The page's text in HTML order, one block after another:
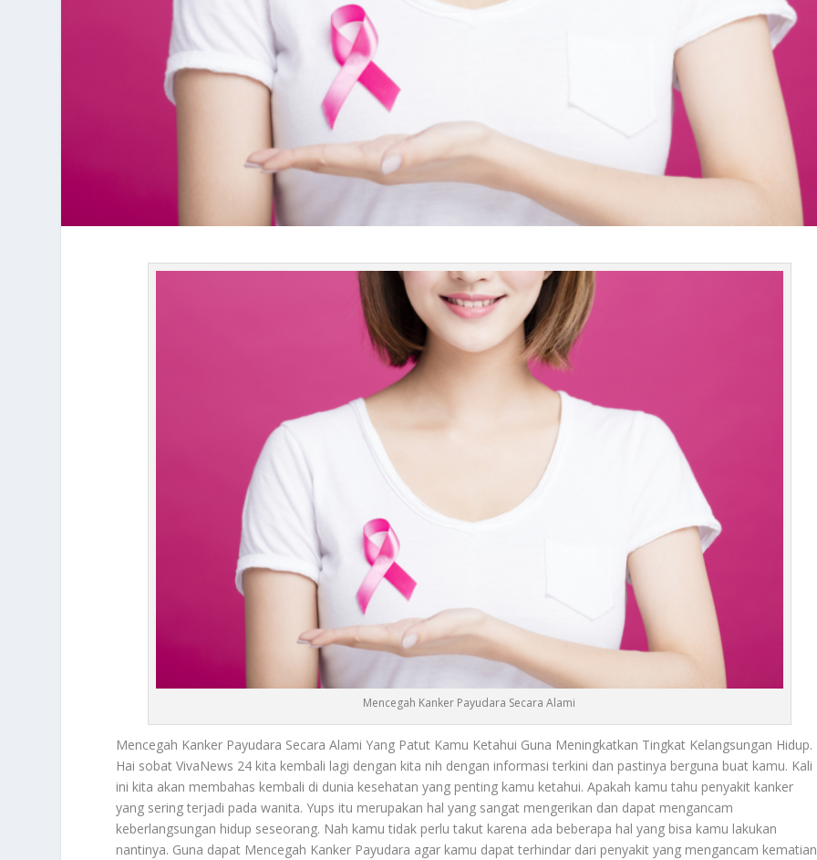
Mencegah Kanker Payudara Secara Alami
Mencegah Kanker Payudara Secara Alami Yang Patut Kamu Ketahui Guna Meningkatkan Tingkat Kelangsungan Hidup.
Hai sobat VivaNews 24 kita kembali lagi dengan kita nih dengan informasi terkini dan pastinya berguna buat kamu. Kali
ini kita akan membahas kembali di dunia kesehatan yang penting kamu ketahui. Apakah kamu tahu penyakit kanker
yang sering terjadi pada wanita. Yups itu merupakan hal yang sangat mengerikan dan dapat mengancam
keberlangsungan hidup seseorang. Nah kamu tidak perlu takut karena ada beberapa hal yang bisa kamu lakukan
nantinya. Guna dapat Mencegah Kanker Payudara agar kamu dapat terhindar dari penyakit yang mengancam kematian